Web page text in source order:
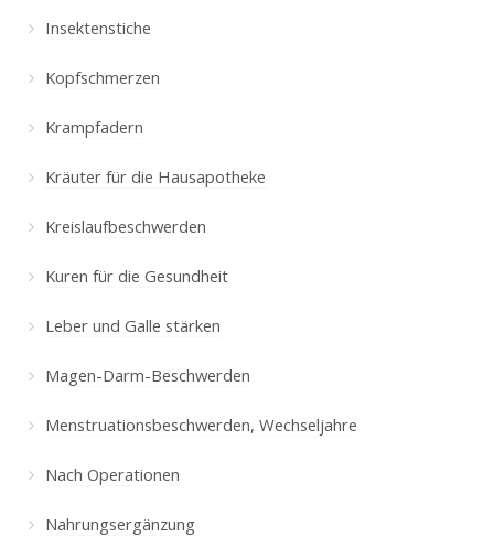
Insektenstiche
Kopfschmerzen
Krampfadern
Kräuter für die Hausapotheke
Kreislaufbeschwerden
Kuren für die Gesundheit
Leber und Galle stärken
Magen-Darm-Beschwerden
Menstruationsbeschwerden, Wechseljahre
Nach Operationen
Nahrungsergänzung